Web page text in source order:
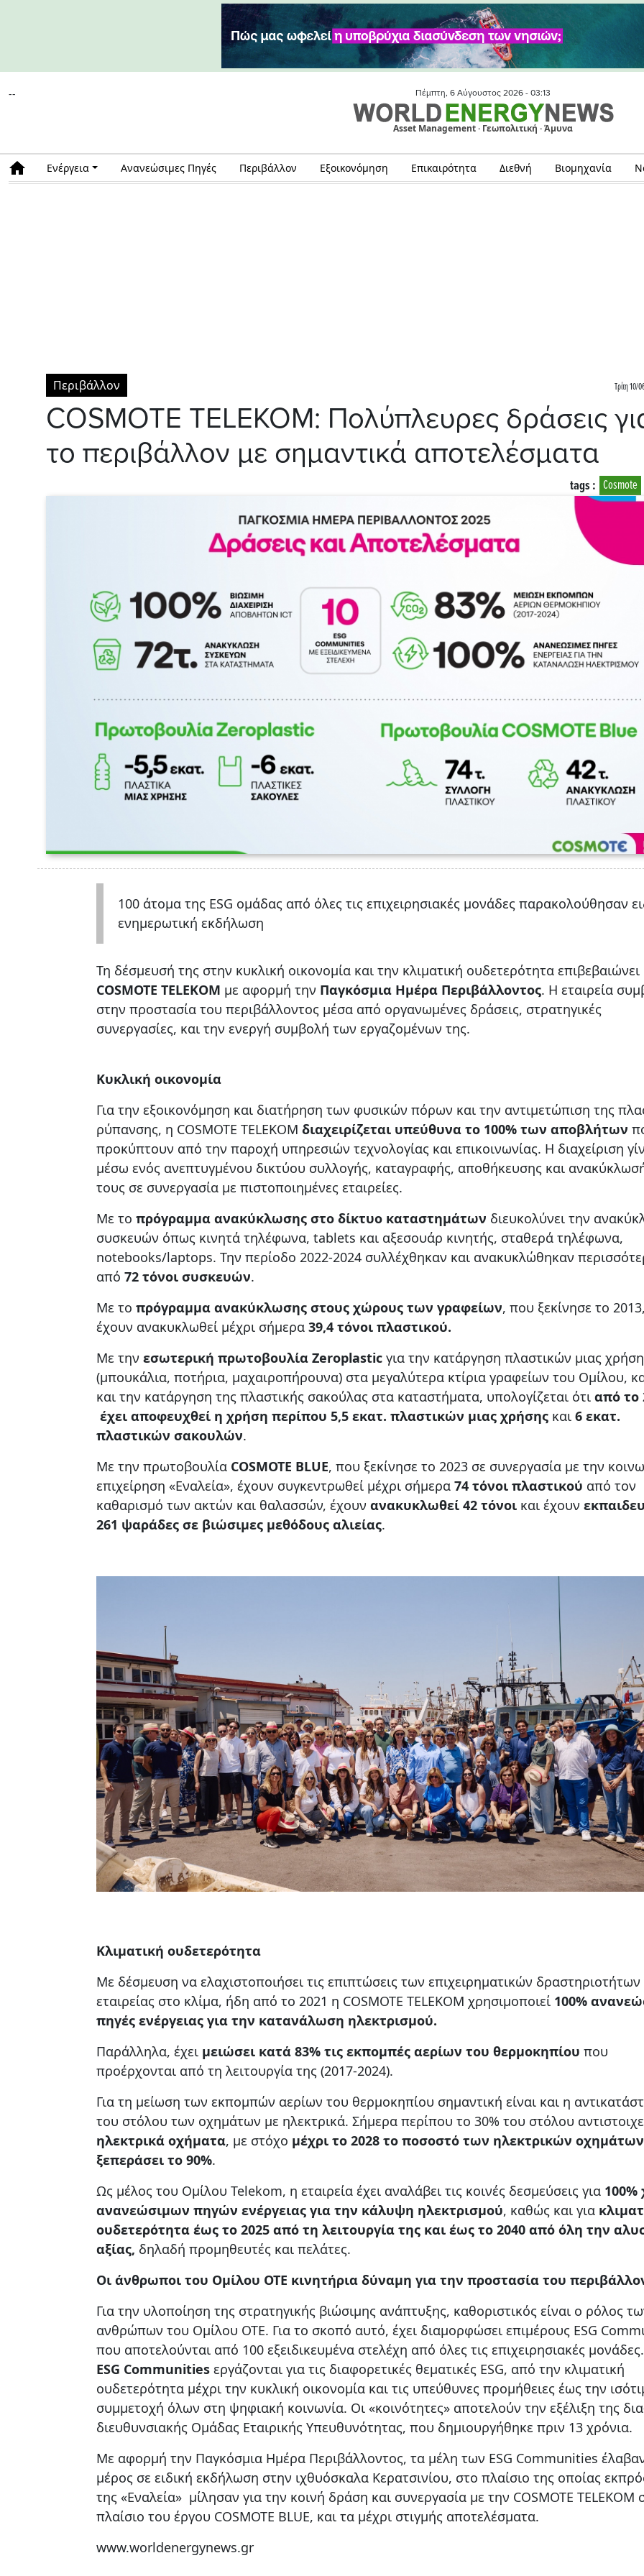
-- Πέμπτη, 6 Αύγουστος 2026 - 03:13
Asset Management · Γεωπολιτική · Άμυνα
Ενέργεια Ανανεώσιμες Πηγές Περιβάλλον Εξοικονόμηση Επικαιρότητα Διεθνή Βιομηχανία
Περιβάλλον Τρίτη 10/
COSMOTE TELEKOM: Πολύπλευρες δράσεις
το περιβάλλον με σημαντικά αποτελέσματα
Cosmote
tags :
100 άτομα της ESG ομάδας από όλες τις επιχειρησιακές μονάδες παρακολούθησαν
ενημερωτική εκδήλωση
Τη δέσμευσή της στην κυκλική οικονομία και την κλιματική ουδετερότητα επιβεβαιώνει
COSMOTE TELEKOM με αφορμή την Παγκόσμια Ημέρα Περιβάλλοντος. Η εταιρεία
στην προστασία του περιβάλλοντος μέσα από οργανωμένες δράσεις, στρατηγικές
συνεργασίες, και την ενεργή συμβολή των εργαζομένων της.
Κυκλική οικονομία
Για την εξοικονόμηση και διατήρηση των φυσικών πόρων και την αντιμετώπιση της
ρύπανσης, η COSMOTE TELEKOM διαχειρίζεται υπεύθυνα το 100% των αποβλήτων
προκύπτουν από την παροχή υπηρεσιών τεχνολογίας και επικοινωνίας. H διαχείριση
μέσω ενός ανεπτυγμένου δικτύου συλλογής, καταγραφής, αποθήκευσης και
τους σε συνεργασία με πιστοποιημένες εταιρείες.
Με το πρόγραμμα ανακύκλωσης στο δίκτυο καταστημάτων διευκολύνει την
συσκευών όπως κινητά τηλέφωνα, tablets και αξεσουάρ κινητής, σταθερά τηλέφωνα,
notebooks/laptops. Την περίοδο 2022-2024 συλλέχθηκαν και ανακυκλώθηκαν
από 72 τόνοι συσκευών.
Με το πρόγραμμα ανακύκλωσης στους χώρους των γραφείων, που ξεκίνησε το
έχουν ανακυκλωθεί μέχρι σήμερα 39,4 τόνοι πλαστικού.
Με την εσωτερική πρωτοβουλία Zeroplastic για την κατάργηση πλαστικών μιας
(μπουκάλια, ποτήρια, μαχαιροπήρουνα) στα μεγαλύτερα κτίρια γραφείων του Ομίλου,
και την κατάργηση της πλαστικής σακούλας στα καταστήματα, υπολογίζεται ότι από το
έχει αποφευχθεί η χρήση περίπου 5,5 εκατ. πλαστικών μιας χρήσης και 6 εκατ.
πλαστικών σακουλών.
Με την πρωτοβουλία COSMOTE BLUE, που ξεκίνησε το 2023 σε συνεργασία με την
επιχείρηση «Εναλεία», έχουν συγκεντρωθεί μέχρι σήμερα 74 τόνοι πλαστικού από τον
καθαρισμό των ακτών και θαλασσών, έχουν ανακυκλωθεί 42 τόνοι και έχουν
261 ψαράδες σε βιώσιμες μεθόδους αλιείας.
Κλιματική ουδετερότητα
Με δέσμευση να ελαχιστοποιήσει τις επιπτώσεις των επιχειρηματικών δραστηριοτήτων
εταιρείας στο κλίμα, ήδη από το 2021 η COSMOTE TELEKOM χρησιμοποιεί 100%
πηγές ενέργειας για την κατανάλωση ηλεκτρισμού.
Παράλληλα, έχει μειώσει κατά 83% τις εκπομπές αερίων του θερμοκηπίου που
προέρχονται από τη λειτουργία της (2017-2024).
Για τη μείωση των εκπομπών αερίων του θερμοκηπίου σημαντική είναι και η
του στόλου των οχημάτων με ηλεκτρικά. Σήμερα περίπου το 30% του στόλου
ηλεκτρικά οχήματα, με στόχο μέχρι το 2028 το ποσοστό των ηλεκτρικών
ξεπεράσει το 90%.
Ως μέλος του Ομίλου Telekom, η εταιρεία έχει αναλάβει τις κοινές δεσμεύσεις για
ανανεώσιμων πηγών ενέργειας για την κάλυψη ηλεκτρισμού, καθώς και για
ουδετερότητα έως το 2025 από τη λειτουργία της και έως το 2040 από όλη την
αξίας, δηλαδή προμηθευτές και πελάτες.
Οι άνθρωποι του Ομίλου ΟΤΕ κινητήρια δύναμη για την προστασία του
Για την υλοποίηση της στρατηγικής βιώσιμης ανάπτυξης, καθοριστικός είναι ο ρόλος
ανθρώπων του Ομίλου ΟΤΕ. Για το σκοπό αυτό, έχει διαμορφώσει επιμέρους ESG
που αποτελούνται από 100 εξειδικευμένα στελέχη από όλες τις επιχειρησιακές
ESG Communities εργάζονται για τις διαφορετικές θεματικές ESG, από την κλιματική
ουδετερότητα μέχρι την κυκλική οικονομία και τις υπεύθυνες προμήθειες έως την
συμμετοχή όλων στη ψηφιακή κοινωνία. Οι «κοινότητες» αποτελούν την εξέλιξη της
διευθυνσιακής Ομάδας Εταιρικής Υπευθυνότητας, που δημιουργήθηκε πριν 13 χρόνια.
Με αφορμή την Παγκόσμια Ημέρα Περιβάλλοντος, τα μέλη των ESG Communities
μέρος σε ειδική εκδήλωση στην ιχθυόσκαλα Κερατσινίου, στο πλαίσιο της οποίας
της «Εναλεία» μίλησαν για την κοινή δράση και συνεργασία με την COSMOTE TELEKOM
πλαίσιο του έργου COSMOTE BLUE, και τα μέχρι στιγμής αποτελέσματα.
www.worldenergynews.gr